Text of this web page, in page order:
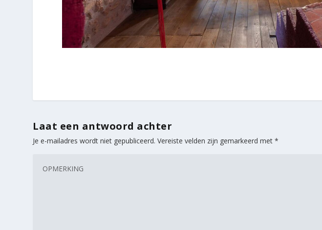
Laat een antwoord achter
Je e-mailadres wordt niet gepubliceerd. Vereiste velden zijn gemarkeerd met*